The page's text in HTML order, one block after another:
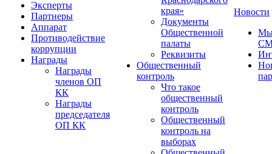
Эксперты
Партнеры
Аппарат
Противодействие
коррупции
Награды
Награды
членов ОП
КК
Награды
председателя
ОП КК
края»
Документы
Общественной
палаты
Реквизиты
Общественный
контроль
Что такое
общественный
контроль
Общественный
контроль на
выборах
Новости